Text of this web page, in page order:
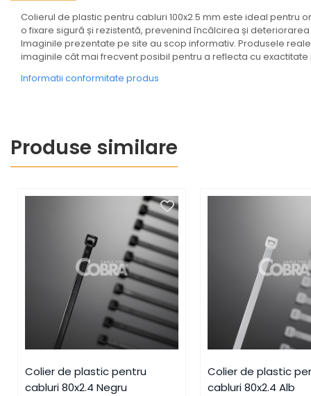
accesorii
Doze
Iluminat
Lumini exterioare
Lămpi și componente
Senzori
Paratrasnet și Protecție la Trăsnet
Montaj Lateral Catarg
Montaj pe acoperis
Paratrăsnete ESE — PDA
Integrat Electric
Piese de adaptare
Prize, întrerupătoare, detectoare
de mișcare și accesorii
Colierul de plastic pentru cabluri 100x2.5 mm este ideal
o fixare sigură și rezistentă, prevenind încâlcirea și
Imaginile prezentate pe site au scop informativ. Produsele
imaginile cât mai frecvent posibil pentru a reflecta cu
Informatii conformitate produs
Produse similare
Colier de plastic pentru
cabluri 80x2.4 Negru
Colier de plastic
cabluri 80x2.4 Alb